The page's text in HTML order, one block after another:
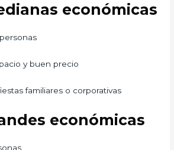
económicas
y buen precio
familiares o corporativas
económicas